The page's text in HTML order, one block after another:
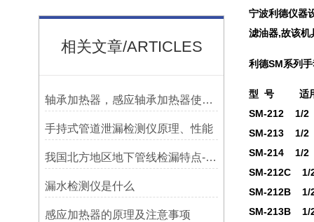
相关文章/ARTICLES
轴承加热器，感应轴承加热器使用常见问题总结！
手持式管道泄漏检测仪原理、性能
我国北方地区地下管线检漏特点-宁波利德仪器
漏水检测仪是什么
感应加热器的原理及注意事项
宁波利德仪器
滤油器,故该机
利德SM系列
型 号 适用
SM-212 1/
SM-213 1/2
SM-214 1/2
SM-212C
SM-212B
SM-213B 1/